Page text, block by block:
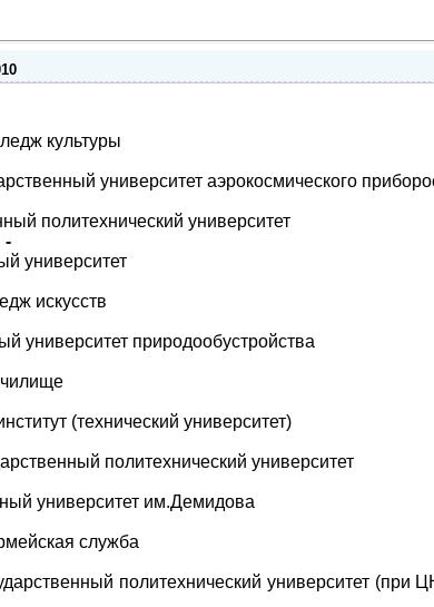
культуры
университет аэрокосмического
политехнический университет
-
университет
искусств
университет природообустройства
(технический университет)
политехнический университет
университет им.Демидова
служба
политехнический университет (при